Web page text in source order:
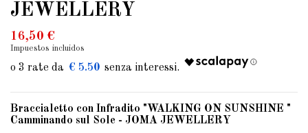
JEWELLERY
16,50 €
Impuestos incluidos
€ 5.50
Braccialetto con Infradito "WALKING ON SUNSHINE "
Camminando sul Sole - JOMA JEWELLERY